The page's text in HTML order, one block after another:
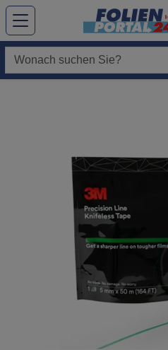
Hauptregion der Seite anspringen